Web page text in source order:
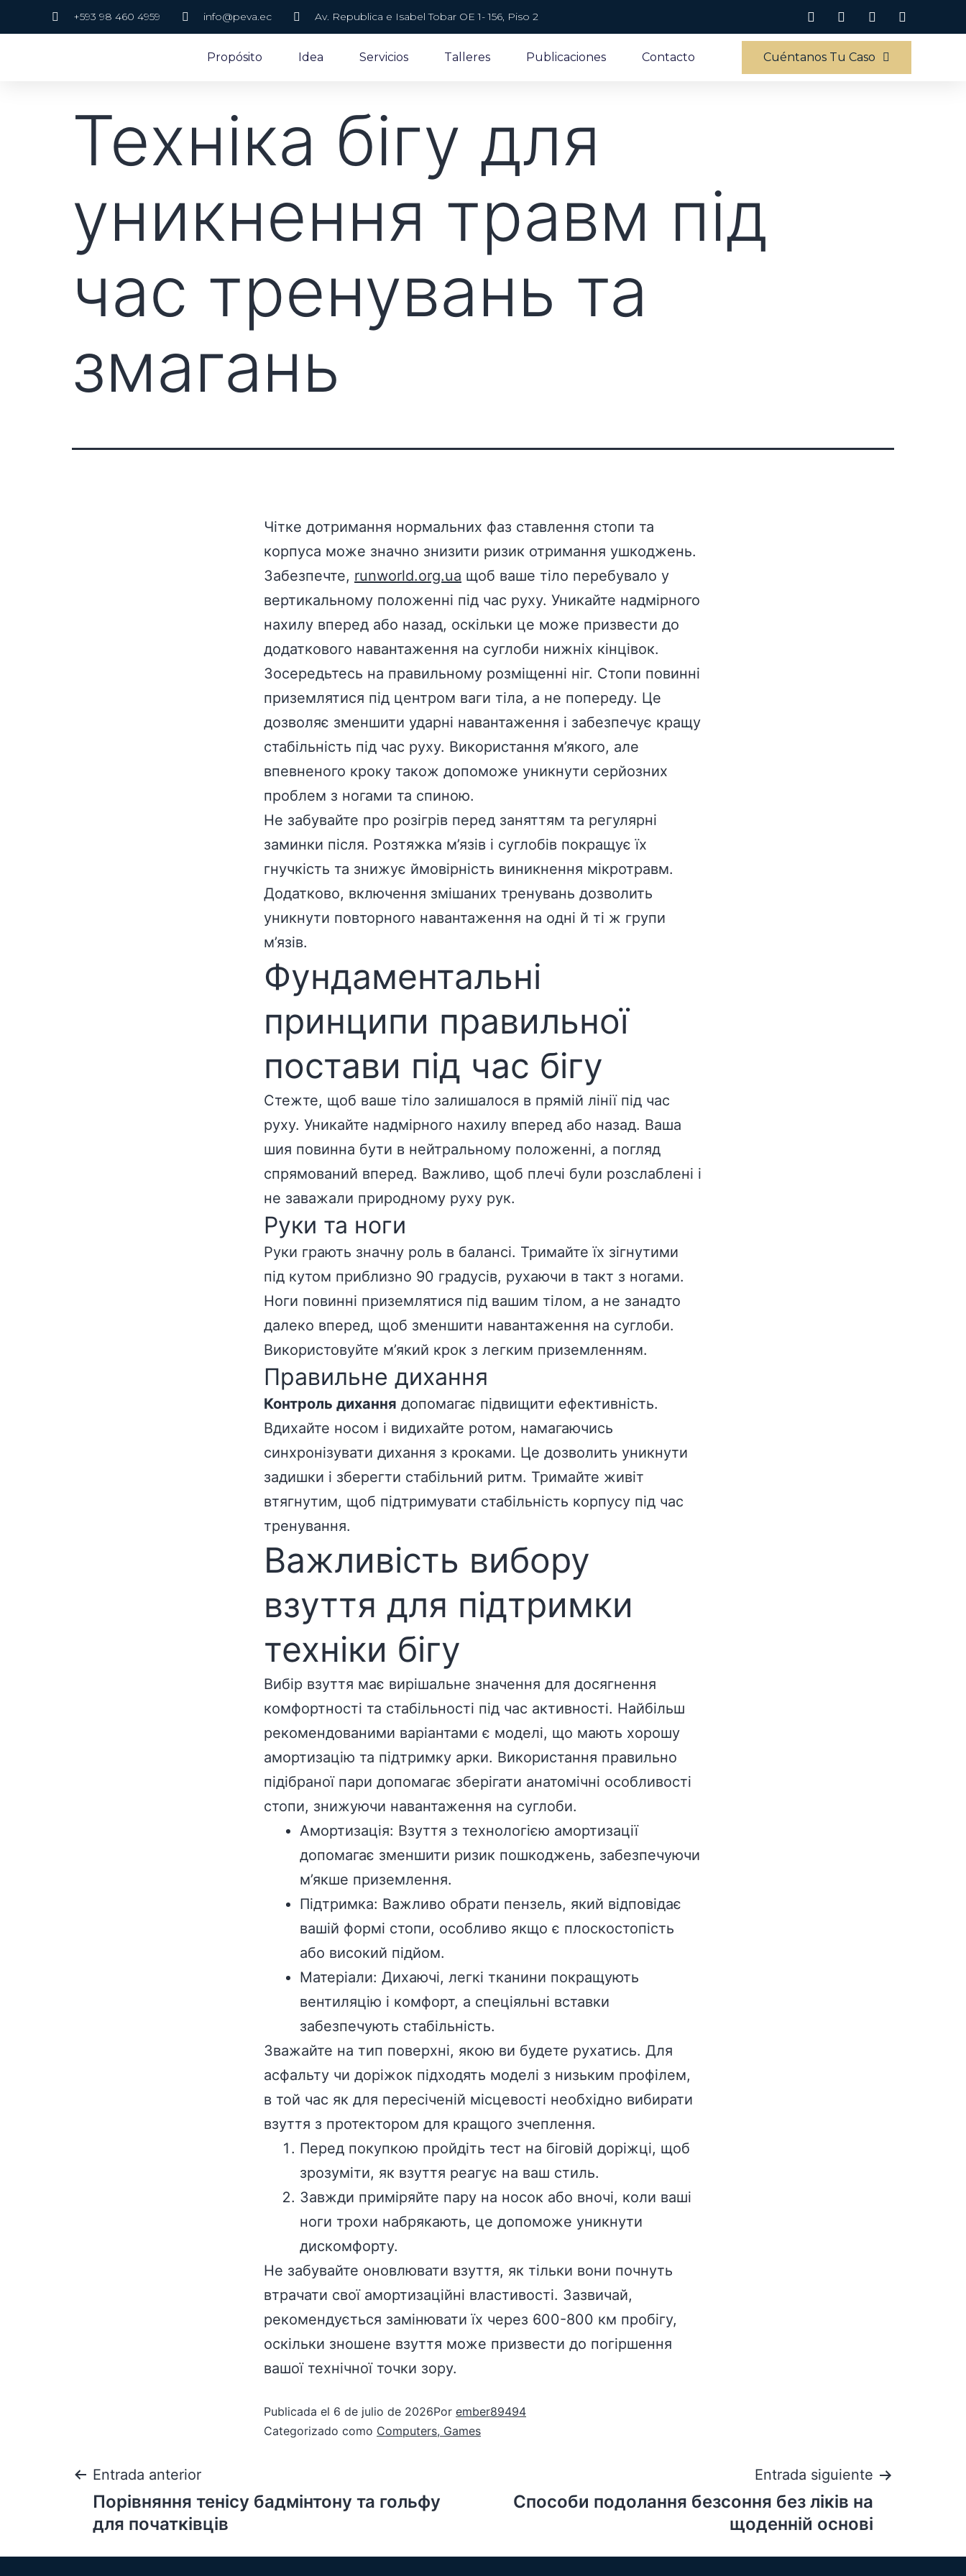
+593 98 460 4959 info@peva.ec Av. Republica e Isabel Tobar OE 1- 156, Piso 2
Propósito Idea Servicios Talleres Publicaciones Contacto Cuéntanos Tu Caso
Техніка бігу для
уникнення травм під
час тренувань та
змагань
Чітке дотримання нормальних фаз ставлення стопи та
корпуса може значно знизити ризик отримання ушкоджень.
Забезпечте, runworld.org.ua щоб ваше тіло перебувало у
вертикальному положенні під час руху. Уникайте надмірного
нахилу вперед або назад, оскільки це може призвести до
додаткового навантаження на суглоби нижніх кінцівок.
Зосередьтесь на правильному розміщенні ніг. Стопи повинні
приземлятися під центром ваги тіла, а не попереду. Це
дозволяє зменшити ударні навантаження і забезпечує кращу
стабільність під час руху. Використання м’якого, але
впевненого кроку також допоможе уникнути серйозних
проблем з ногами та спиною.
Не забувайте про розігрів перед заняттям та регулярні
заминки після. Розтяжка м’язів і суглобів покращує їх
гнучкість та знижує ймовірність виникнення мікротравм.
Додатково, включення змішаних тренувань дозволить
уникнути повторного навантаження на одні й ті ж групи
м’язів.
Фундаментальні
принципи правильної
постави під час бігу
Стежте, щоб ваше тіло залишалося в прямій лінії під час
руху. Уникайте надмірного нахилу вперед або назад. Ваша
шия повинна бути в нейтральному положенні, а погляд
спрямований вперед. Важливо, щоб плечі були розслаблені і
не заважали природному руху рук.
Руки та ноги
Руки грають значну роль в балансі. Тримайте їх зігнутими
під кутом приблизно 90 градусів, рухаючи в такт з ногами.
Ноги повинні приземлятися під вашим тілом, а не занадто
далеко вперед, щоб зменшити навантаження на суглоби.
Використовуйте м’який крок з легким приземленням.
Правильне дихання
Контроль дихання допомагає підвищити ефективність.
Вдихайте носом і видихайте ротом, намагаючись
синхронізувати дихання з кроками. Це дозволить уникнути
задишки і зберегти стабільний ритм. Тримайте живіт
втягнутим, щоб підтримувати стабільність корпусу під час
тренування.
Важливість вибору
взуття для підтримки
техніки бігу
Вибір взуття має вирішальне значення для досягнення
комфортності та стабільності під час активності. Найбільш
рекомендованими варіантами є моделі, що мають хорошу
амортизацію та підтримку арки. Використання правильно
підібраної пари допомагає зберігати анатомічні особливості
стопи, знижуючи навантаження на суглоби.
Амортизація: Взуття з технологією амортизації
допомагає зменшити ризик пошкоджень, забезпечуючи
м’якше приземлення.
Підтримка: Важливо обрати пензель, який відповідає
вашій формі стопи, особливо якщо є плоскостопість
або високий підйом.
Матеріали: Дихаючі, легкі тканини покращують
вентиляцію і комфорт, а спеціяльні вставки
забезпечують стабільність.
Зважайте на тип поверхні, якою ви будете рухатись. Для
асфальту чи доріжок підходять моделі з низьким профілем,
в той час як для пересіченій місцевості необхідно вибирати
взуття з протектором для кращого зчеплення.
Перед покупкою пройдіть тест на біговій доріжці, щоб
зрозуміти, як взуття реагує на ваш стиль.
Завжди приміряйте пару на носок або вночі, коли ваші
ноги трохи набрякають, це допоможе уникнути
дискомфорту.
Не забувайте оновлювати взуття, як тільки вони почнуть
втрачати свої амортизаційні властивості. Зазвичай,
рекомендується замінювати їх через 600-800 км пробігу,
оскільки зношене взуття може призвести до погіршення
вашої технічної точки зору.
Publicada el 6 de julio de 2026Por ember89494
Categorizado como Computers, Games
Entrada anterior
Порівняння тенісу бадмінтону та гольфу
для початківців
Entrada siguiente
Способи подолання безсоння без ліків на
щоденній основі